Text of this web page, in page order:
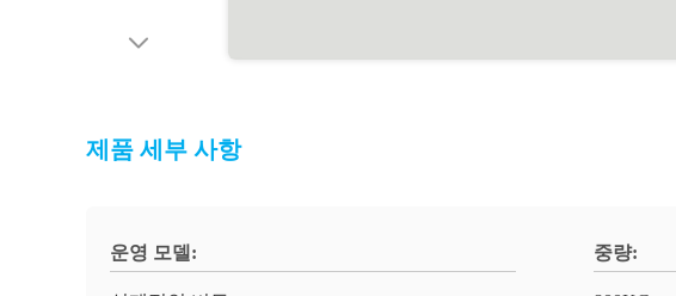
제품 세부 사항
운영 모델: 중량: